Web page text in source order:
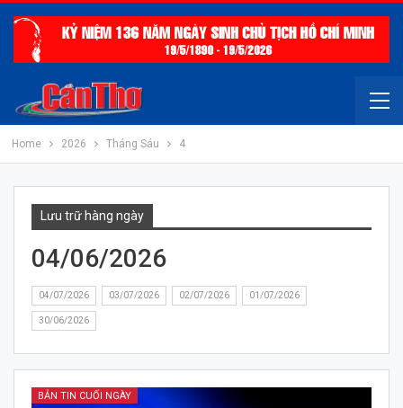
Home 2026 Tháng Sáu 4
Lưu trữ hàng ngày
04/06/2026
04/07/2026 03/07/2026 02/07/2026 01/07/2026
30/06/2026
BẢN TIN CUỐI NGÀY